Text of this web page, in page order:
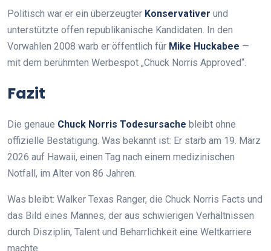
Politisch war er ein überzeugter Konservativer und
unterstützte offen republikanische Kandidaten. In den
Vorwahlen 2008 warb er öffentlich für Mike Huckabee —
mit dem berühmten Werbespot „Chuck Norris Approved“.
Fazit
Die genaue Chuck Norris Todesursache bleibt ohne
offizielle Bestätigung. Was bekannt ist: Er starb am 19. März
2026 auf Hawaii, einen Tag nach einem medizinischen
Notfall, im Alter von 86 Jahren.
Was bleibt: Walker Texas Ranger, die Chuck Norris Facts und
das Bild eines Mannes, der aus schwierigen Verhältnissen
durch Disziplin, Talent und Beharrlichkeit eine Weltkarriere
machte.